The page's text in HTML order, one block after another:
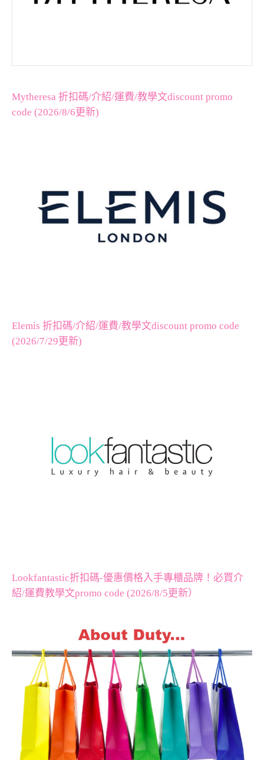
Mytheresa 折扣碼/介紹/運費/教學文discount promo
code (2026/8/6更新)
Elemis 折扣碼/介紹/運費/教學文discount promo code
(2026/7/29更新)
Lookfantastic折扣碼-優惠價格入手專櫃品牌！必買介
紹/運費教學文promo code (2026/8/5更新）